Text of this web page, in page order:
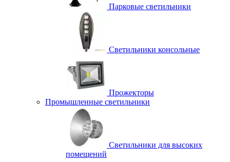
Парковые светильники
Светильники консольные
Прожекторы
Промышленные светильники
Светильники для высоких
помещений